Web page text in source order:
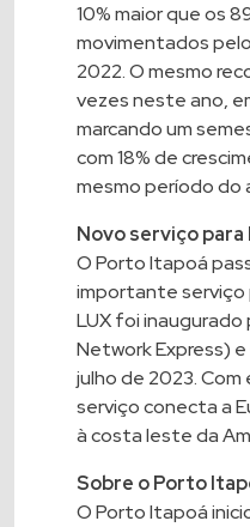
10% maior que os
movimentados
2022. O mesmo
vezes neste ano,
marcando um
com 18% de
mesmo período do
Novo serviço para
O Porto Itapoá
importante serviço
LUX foi inaugurado
Network Express)
julho de 2023. Com
serviço conecta a
à costa leste da
Sobre o Porto
O Porto Itapoá